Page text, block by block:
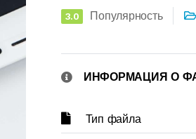
3.0 Популярность
ИНФОРМАЦИЯ О
Тип файла